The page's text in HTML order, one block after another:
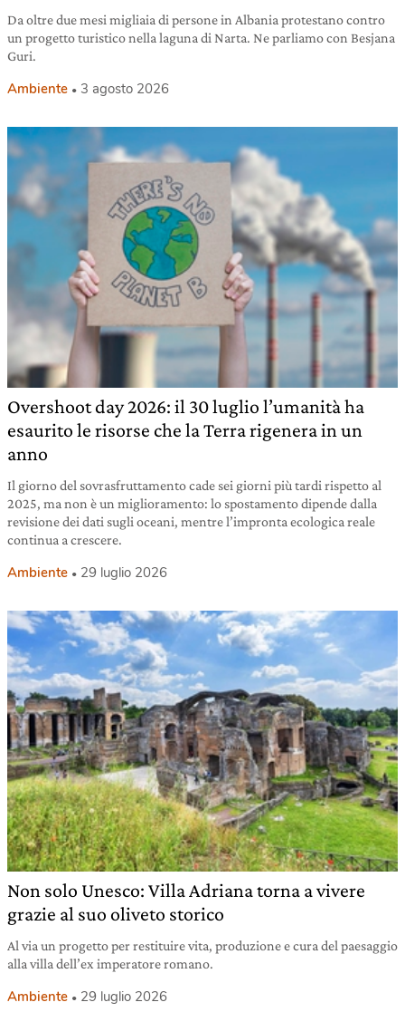
Da oltre due mesi migliaia di persone in Albania protestano contro
un progetto turistico nella laguna di Narta. Ne parliamo con Besjana
Guri.
Ambiente 3 agosto 2026
Overshoot day 2026: il 30 luglio l’umanità ha
esaurito le risorse che la Terra rigenera in un
anno
Il giorno del sovrasfruttamento cade sei giorni più tardi rispetto al
2025, ma non è un miglioramento: lo spostamento dipende dalla
revisione dei dati sugli oceani, mentre l’impronta ecologica reale
continua a crescere.
Ambiente 29 luglio 2026
Non solo Unesco: Villa Adriana torna a vivere
grazie al suo oliveto storico
Al via un progetto per restituire vita, produzione e cura del paesaggio
alla villa dell’ex imperatore romano.
Ambiente 29 luglio 2026